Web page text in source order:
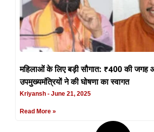
महिलाओं के लिए बड़ी सौगात: ₹400 की जगह
उपमुख्यमंत्रियों ने की घोषणा का स्वागत
Kriyansh June 21, 2025
Read More »